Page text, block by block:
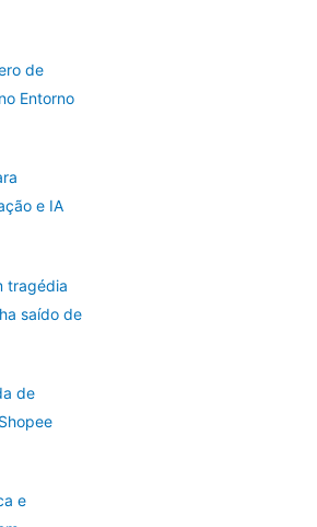
de
Entorno
e IA
tragédia
saído de
de
e